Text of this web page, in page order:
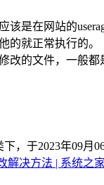
是在网站的
的就正常执行的。
的文件，一般
下，于2023年09月
解决方法 | 系统之